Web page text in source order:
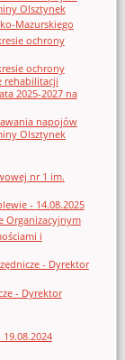
Olsztynek
Mazurskiego
ochrony
ochrony
rehabilitacji
2025-2027 na
napojów
Olsztynek
nr 1 im.
- 14.08.2025
Organizacyjnym
i
- Dyrektor
- Dyrektor